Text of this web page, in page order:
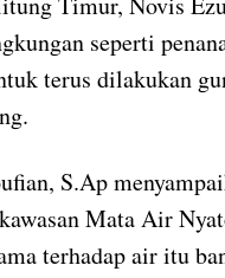
seperti
terus dilakukan
S.Ap
Mata Air
terhadap air itu